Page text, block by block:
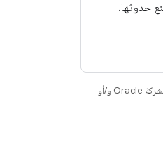
حدوثها.
. إنّ Java وOpenJDK هما علامتان تجاريتان مسجَّلتان لشركة Oracle و/أو